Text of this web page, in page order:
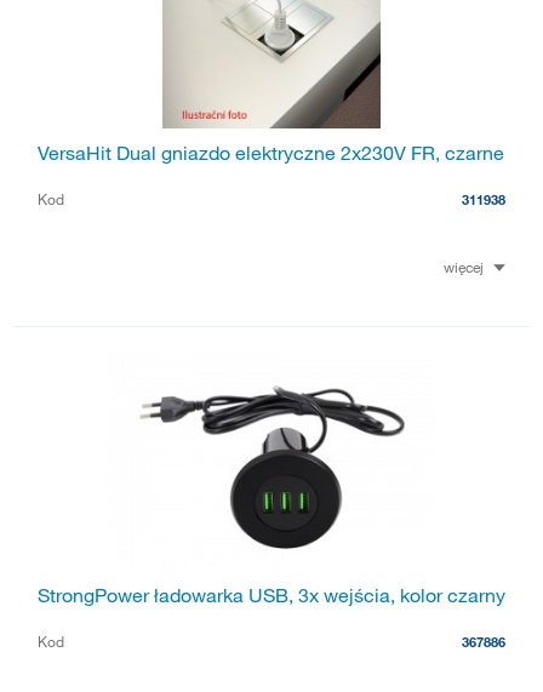
VersaHit Dual gniazdo elektryczne 2x230V FR, czarne
Kod 311938
więcej
StrongPower ładowarka USB, 3x wejścia, kolor czarny
Kod 367886